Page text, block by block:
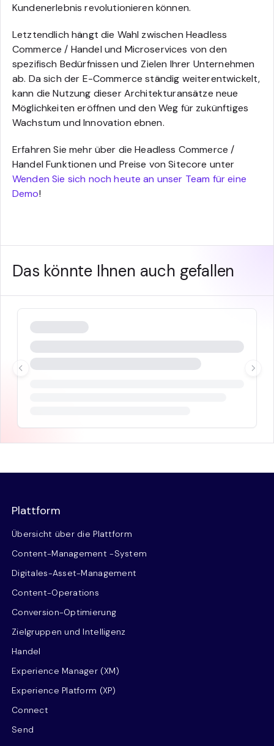
Kundenerlebnis revolutionieren können.
Letztendlich hängt die Wahl zwischen Headless
Commerce / Handel und Microservices von den
spezifisch Bedürfnissen und Zielen Ihrer Unternehmen
ab. Da sich der E-Commerce ständig weiterentwickelt,
kann die Nutzung dieser Architekturansätze neue
Möglichkeiten eröffnen und den Weg für zukünftiges
Wachstum und Innovation ebnen.
Erfahren Sie mehr über die Headless Commerce /
Handel Funktionen und Preise von Sitecore unter
Wenden Sie sich noch heute an unser Team für eine
Demo!
Das könnte Ihnen auch gefallen
Plattform
Übersicht über die Plattform
Content-Management -System
Digitales-Asset-Management
Content-Operations
Conversion-Optimierung
Zielgruppen und Intelligenz
Handel
Experience Manager (XM)
Experience Platform (XP)
Connect
Send